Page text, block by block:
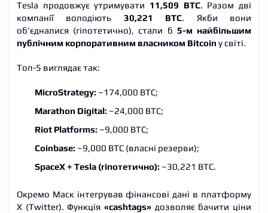
Tesla продовжує утримувати 11,509 BTC. Разом дві
компанії володіють 30,221 BTC. Якби вони
об’єдналися (гіпотетично), стали б 5-м найбільшим
публічним корпоративним власником Bitcoin у світі.
Топ-5 виглядає так:
MicroStrategy: ~174,000 BTC;
Marathon Digital: ~24,000 BTC;
Riot Platforms: ~9,000 BTC;
Coinbase: ~9,000 BTC (власні резерви);
SpaceX + Tesla (гіпотетично): ~30,221 BTC.
Окремо Маск інтегрував фінансові дані в платформу
X (Twitter). Функція «cashtags» дозволяє бачити ціни